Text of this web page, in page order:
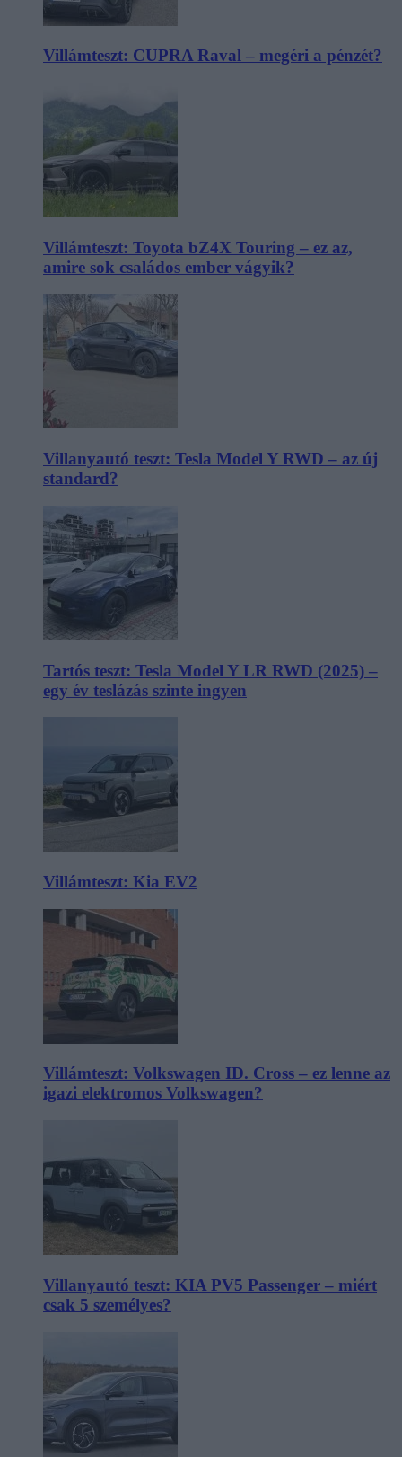
Villámteszt: CUPRA Raval – megéri a pénzét?
Villámteszt: Toyota bZ4X Touring – ez az,
amire sok családos ember vágyik?
Villanyautó teszt: Tesla Model Y RWD – az új
standard?
Tartós teszt: Tesla Model Y LR RWD (2025) –
egy év teslázás szinte ingyen
Villámteszt: Kia EV2
Villámteszt: Volkswagen ID. Cross – ez lenne az
igazi elektromos Volkswagen?
Villanyautó teszt: KIA PV5 Passenger – miért
csak 5 személyes?